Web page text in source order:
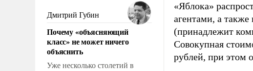
Дмитрий Губин
Почему «объясняющий
класс» не может ничего
объяснить
Уже несколько столетий в
«Яблока»
агентами, а
(принадлежит
Совокупная
рублей, при этом